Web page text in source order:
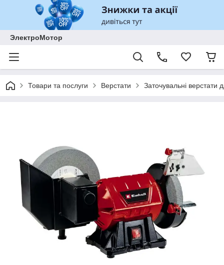
ЭлектроМотор
Товари та послуги Верстати Заточувальні верстати